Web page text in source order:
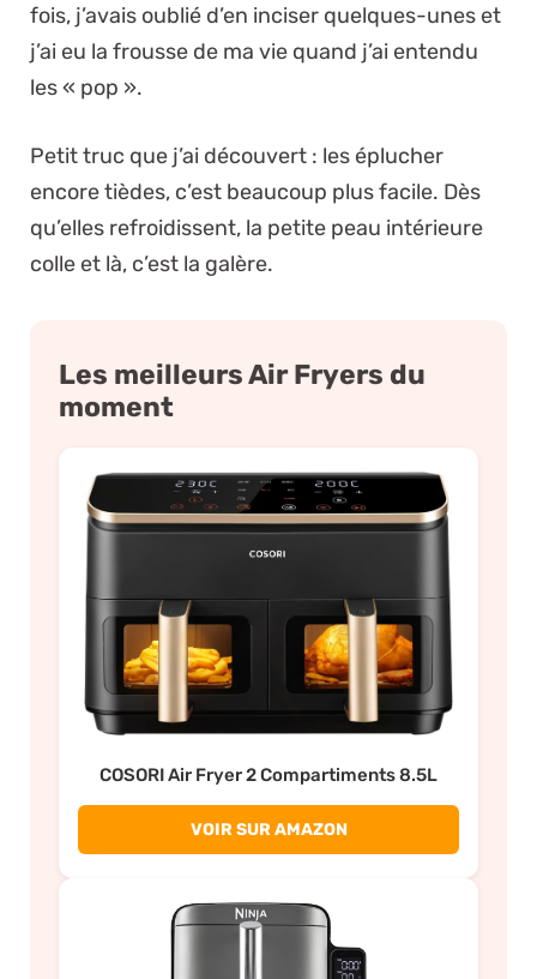
fois, j’avais oublié d’en inciser quelques-unes et
j’ai eu la frousse de ma vie quand j’ai entendu
les « pop ».
Petit truc que j’ai découvert : les éplucher
encore tièdes, c’est beaucoup plus facile. Dès
qu’elles refroidissent, la petite peau intérieure
colle et là, c’est la galère.
Les meilleurs Air Fryers du
moment
COSORI Air Fryer 2 Compartiments 8.5L
VOIR SUR AMAZON